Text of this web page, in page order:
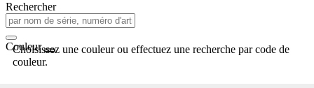
Rechercher
Couleur
Choisissez une couleur ou effectuez une recherche par code de
couleur.